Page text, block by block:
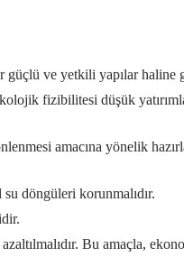
güçlü ve yetkili yapılar haline
fizibilitesi düşük
amacına yönelik
döngüleri korunmalıdır.
Bu amaçla,